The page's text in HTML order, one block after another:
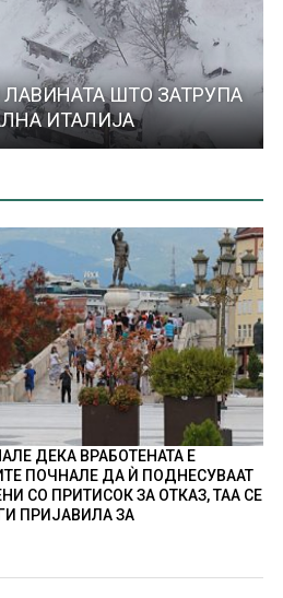
ЛАВИНАТА ШТО ЗАТРУПА
ИТАЛИЈА
ДЕКА ВРАБОТЕНАТА Е
ПОЧНАЛЕ ДА Ѝ ПОДНЕСУВААТ
СО ПРИТИСОК ЗА ОТКАЗ, ТАА СЕ
ПРИЈАВИЛА ЗА